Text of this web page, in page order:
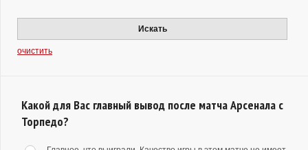
Искать
очистить
Какой для Вас главный вывод после матча Арсенала с
Торпедо?